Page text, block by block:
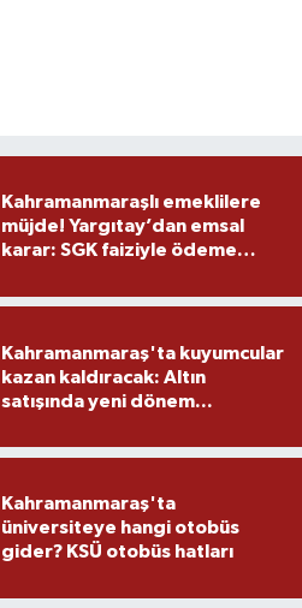
Kahramanmaraşlı emeklilere
müjde! Yargıtay’dan emsal
karar: SGK faiziyle ödeme
Kahramanmaraş'ta kuyumcular
kazan kaldıracak: Altın
satışında yeni dönem...
Kahramanmaraş'ta
üniversiteye hangi otobüs
gider? KSÜ otobüs hatları